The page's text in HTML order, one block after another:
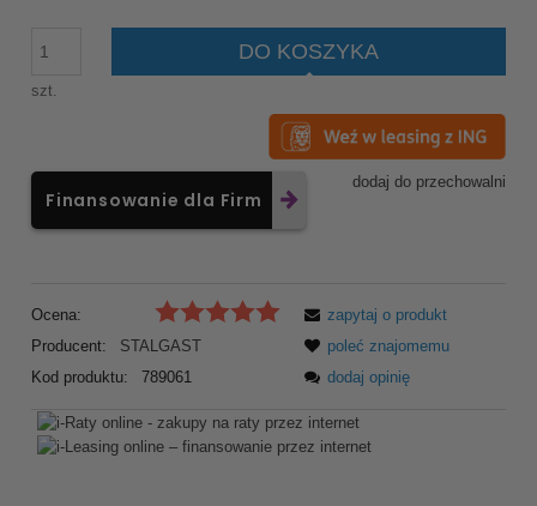
szt.
DO KOSZYKA
dodaj do przechowalni
Finansowanie dla Firm
Ocena:
Producent:
STALGAST
Kod produktu:
789061
zapytaj o produkt
poleć znajomemu
dodaj opinię